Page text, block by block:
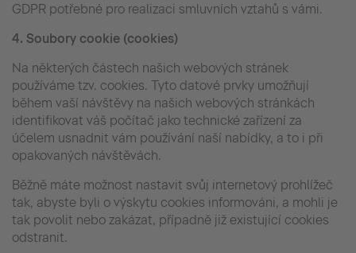
GDPR potřebné pro realizaci smluvních vztahů s vámi.
4. Soubory cookie (cookies)
Na některých částech našich webových stránek
používáme tzv. cookies. Tyto datové prvky umožňují
během vaší návštěvy na našich webových stránkách
identifikovat váš počítač jako technické zařízení za
účelem usnadnit vám používání naší nabídky, a to i při
opakovaných návštěvách.
Běžně máte možnost nastavit svůj internetový prohlížeč
tak, abyste byli o výskytu cookies informováni, a mohli je
tak povolit nebo zakázat, případně již existující cookies
odstranit.